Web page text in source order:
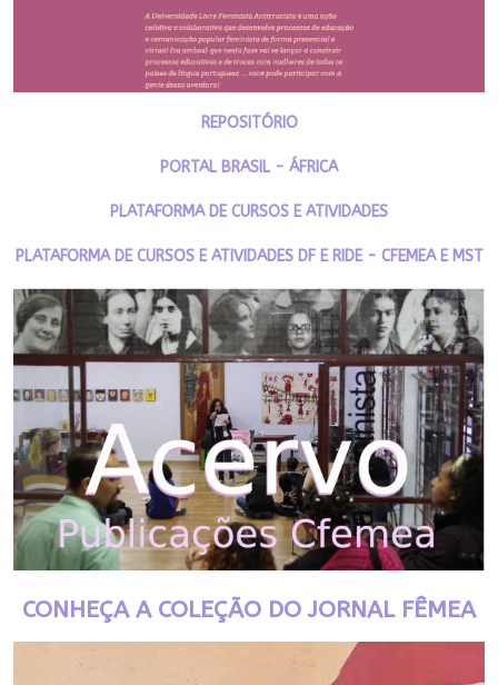
REPOSITÓRIO
PORTAL BRASIL - ÁFRICA
PLATAFORMA DE CURSOS E ATIVIDADES
PLATAFORMA DE CURSOS E ATIVIDADES DF E RIDE - CFEMEA E MST
CONHEÇA A COLEÇÃO DO JORNAL FÊMEA